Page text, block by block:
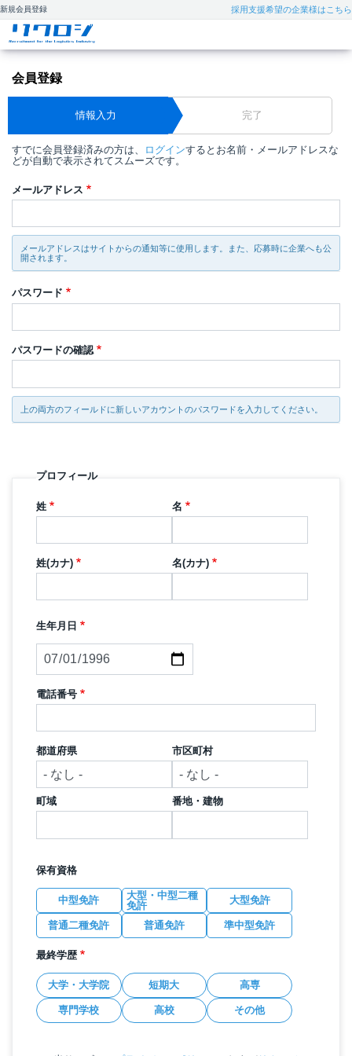
新規会員登録 採用支援希望の企業様はこちら
会員登録
情報入力 完了
すでに会員登録済みの方は、 ログインするとお名前・メールアドレスな
どが自動で表示されてスムーズです。
メールアドレス
メールアドレスはサイトからの通知等に使用します。また、応募時に企業へも公
開されます。
パスワード
パスワードの確認
上の両方のフィールドに新しいアカウントのパスワードを入力してください。
プロフィール
姓 名
姓(カナ) 名(カナ)
生年月日
日
付
電話番号
都道府県 市区町村
町域 番地・建物
保有資格
中型免許
大型・中型二種
免許
大型免許
普通二種免許 普通免許 準中型免許
最終学歴
大学・大学院 短期大 高専
専門学校 高校 その他